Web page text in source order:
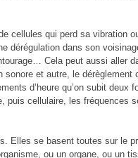
cellules qui perd sa vibration
dérégulation dans son
Cela peut aussi aller
et autre, le dérèglement
d’heure qu’on subit deux
puis cellulaire, les fréquences
Elles se basent toutes sur le
ou un organe, ou un